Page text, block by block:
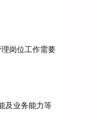
岗位工作需要
及业务能力等